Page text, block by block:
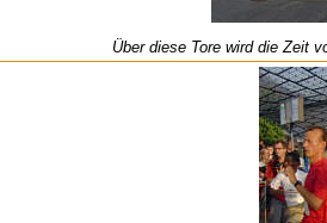
Über diese Tore wird die Zeit